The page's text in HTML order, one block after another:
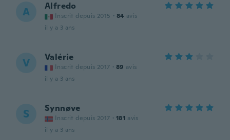
A Alfredo
Inscrit depuis 2015 · 84 avis
il y a 3 ans
V Valérie
Inscrit depuis 2017 · 89 avis
il y a 3 ans
S Synnøve
Inscrit depuis 2017 · 181 avis
il y a 3 ans